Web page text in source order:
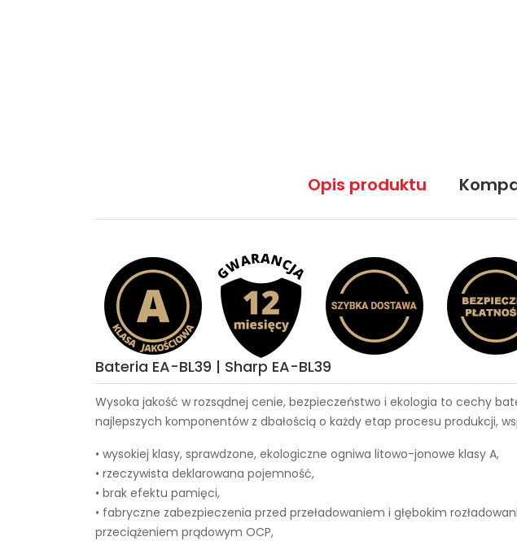
Opis produktu
Bateria EA-BL39 | Sharp EA-BL39
Wysoka jakość w rozsądnej cenie, bezpieczeństwo i ekologia to cechy
najlepszych komponentów z dbałością o każdy etap procesu produkcji,
• wysokiej klasy, sprawdzone, ekologiczne ogniwa litowo-jonowe klasy A,
• rzeczywista deklarowana pojemność,
• brak efektu pamięci,
• fabryczne zabezpieczenia przed przeładowaniem i głębokim
przeciążeniem prądowym OCP,